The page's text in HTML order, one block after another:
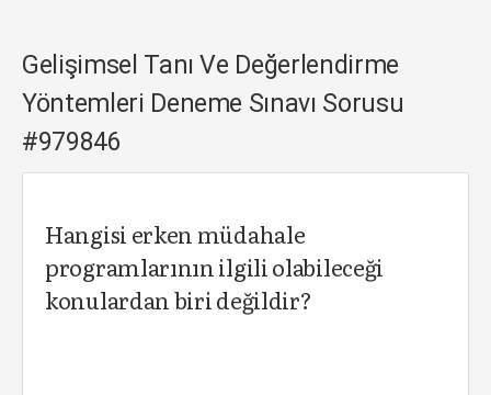
Gelişimsel Tanı Ve Değerlendirme
Yöntemleri Deneme Sınavı Sorusu
#979846
Hangisi erken müdahale
programlarının ilgili olabileceği
konulardan biri değildir?